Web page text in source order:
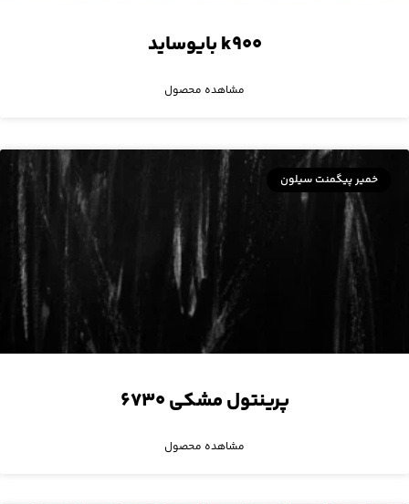
k۹۰۰ بایوساید
مشاهده محصول
خمیر پیگمنت سیلون
پرینتول مشکی ۶۷۳۰
مشاهده محصول